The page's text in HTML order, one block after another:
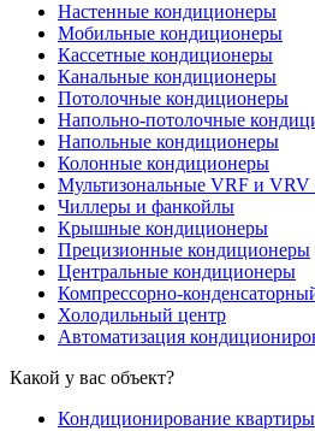
Настенные кондиционеры
Мобильные кондиционеры
Кассетные кондиционеры
Канальные кондиционеры
Потолочные кондиционеры
Напольно-потолочные
Напольные кондиционеры
Колонные кондиционеры
Мультизональные VRF и VRV
Чиллеры и фанкойлы
Крышные кондиционеры
Прецизионные кондиционеры
Центральные кондиционеры
Компрессорно-
Холодильный центр
Автоматизация
Какой у вас объект?
Кондиционирование квартиры